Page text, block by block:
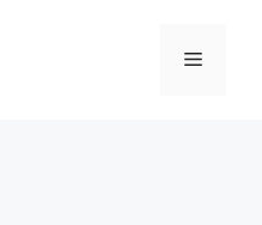
Menu